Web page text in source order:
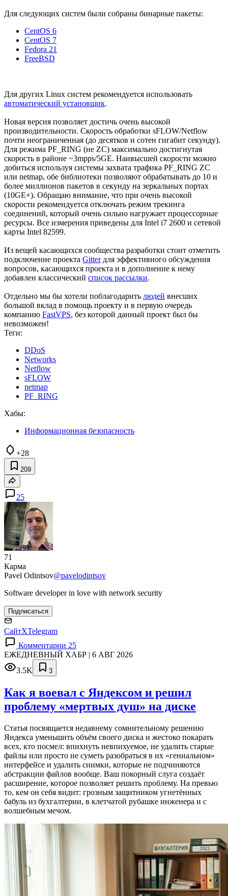
Для следующих систем были собраны бинарные пакеты:
CentOS 6
CentOS 7
Fedora 21
FreeBSD
Для других Linux систем рекомендуется использовать
автоматический установщик.
Новая версия позволяет достичь очень высокой
производительности. Скорость обработки sFLOW/Netflow
почти неограниченная (до десятков и сотен гигабит секунду).
Для режима PF_RING (не ZC) максимально достигнутая
скорость в районе ~3mpps/5GE. Наивысшей скорости можно
добиться используя системы захвата трафика PF_RING ZC
или netmap, обе библиотеки позволяют обрабатывать до 10 и
более миллионов пакетов в секунду на зеркальных портах
(10GE+). Обращаю внимание, что при очень высокой
скорости рекомендуется отключать режим трекинга
соединений, который очень сильно нагружает процессорные
ресурсы. Все измерения приведены для Intel i7 2600 и сетевой
карты Intel 82599.
Из вещей касающихся сообщества разработки стоит отметить
подключение проекта Gitterдля эффективного обсуждения
вопросов, касающихся проекта и в дополнение к нему
добавлен классический список рассылки.
Отдельно мы бы хотели поблагодарить людей внесших
большой вклад в помощь проекту и в первую очередь
компанию FastVPS, без которой данный проект был бы
невозможен!
Теги:
DDoS
Networks
Netflow
sFLOW
netmap
PF_RING
Хабы:
Информационная безопасность
+28
209
25
71
Карма
Pavel Odintsov@pavelodintsov
Software developer in love with network security
Подписаться
СайтXTelegram
Комментарии 25
ЕЖЕДНЕВНЫЙ ХАБР | 6 АВГ 2026
3.5K
3
Как я воевал с Яндексом и решил
проблему «мертвых душ» на диске
Статья посвящается недавнему сомнительному решению
Яндекса уменьшить объём своего диска и жестоко покарать
всех, кто посмел: впихнуть невпихуемое, не удалить старые
файлы или просто не суметь разобраться в их «гениальном»
интерфейсе и удалить снимки, которые не подчиняются
абстракции файлов вообще. Ваш покорный слуга создаёт
расширение, которое позволяет решить проблему. На превью
то, кем он себя видит: грозным защитником угнетённых
бабуль из бухгалтерии, в клетчатой рубашке инженера и с
волшебным мечом.